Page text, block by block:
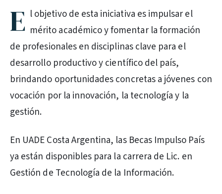
E l objetivo de esta iniciativa es impulsar el
mérito académico y fomentar la formación
de profesionales en disciplinas clave para el
desarrollo productivo y científico del país,
brindando oportunidades concretas a jóvenes con
vocación por la innovación, la tecnología y la
gestión.
En UADE Costa Argentina, las Becas Impulso País
ya están disponibles para la carrera de Lic. en
Gestión de Tecnología de la Información.